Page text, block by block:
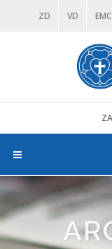
ZD VD EMC
DIAKONIA